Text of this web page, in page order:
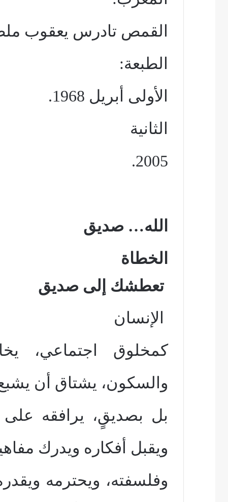
القمص تادرس يعقوب
الطبعة:
الأولى أبريل 1968.
الثانية
2005.
الله… صديق
الخطاة
تعطشك إلى صديق
الإنسان
كمخلوق اجتماعي،
والسكون، يشتاق أن يشبع
بل بصديقٍ، يرافقه على
ويقبل أفكاره ويدرك
وفلسفته، ويحترمه